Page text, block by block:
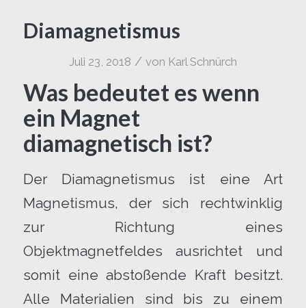
Diamagnetismus
Juli 23, 2018 / von Karl Schnürch
Was bedeutet es wenn
ein Magnet
diamagnetisch ist?
Der Diamagnetismus ist eine Art
Magnetismus, der sich rechtwinklig
zur Richtung eines
Objektmagnetfeldes ausrichtet und
somit eine abstoßende Kraft besitzt.
Alle Materialien sind bis zu einem